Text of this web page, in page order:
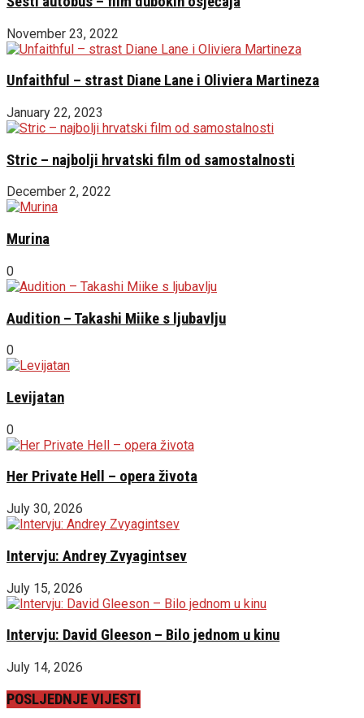
November 23, 2022
Unfaithful – strast Diane Lane i Oliviera Martineza
January 22, 2023
Stric – najbolji hrvatski film od samostalnosti
December 2, 2022
Murina
0
Audition – Takashi Miike s ljubavlju
0
Levijatan
0
Her Private Hell – opera života
July 30, 2026
Intervju: Andrey Zvyagintsev
July 15, 2026
Intervju: David Gleeson – Bilo jednom u kinu
July 14, 2026
POSLJEDNJE VIJESTI